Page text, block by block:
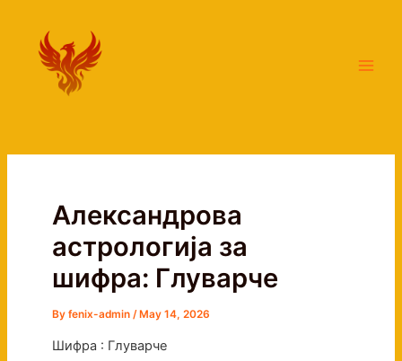
content
Александрова
астрологија за
шифра: Глуварче
By fenix-admin /May 14, 2026
Шифра : Глуварче